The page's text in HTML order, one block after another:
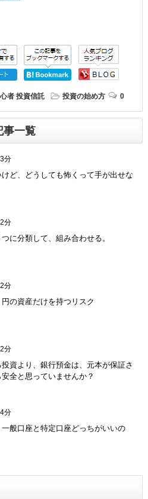
者 投資信託 投資の始め方 0
事一覧
分
ど、どうしても怖くって手が出せな
分
に分類して、組み合わせる。
分
円の資産だけを持つリスク
分
投資より、銀行預金は、元本が保証さ
全と思っていませんか？
分
般口座と特定口座どっちがいいの